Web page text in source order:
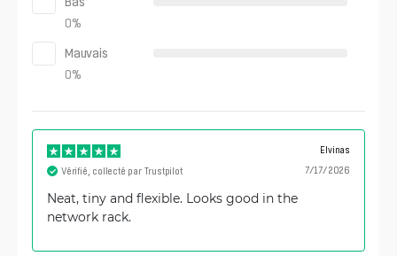
0%
Mauvais
0%
Elvinas
7/17/2026
Vérifié, collecté par Trustpilot
Neat, tiny and flexible. Looks good in the
network rack.